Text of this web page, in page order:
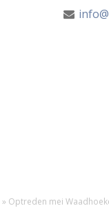
» Optreden mei